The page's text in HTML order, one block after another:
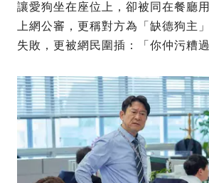
讓愛狗坐在座位上，卻被同在餐廳
上網公審，更稱對方為「缺德狗主
失敗，更被網民圍插：「你仲污糟